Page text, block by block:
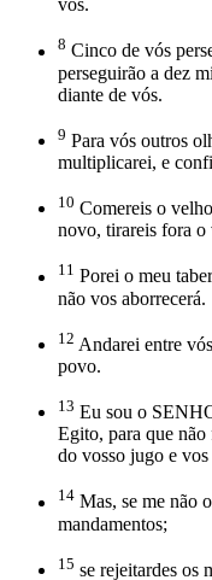
vós.
8 Cinco de vós
perseguirão a dez
diante de vós.
9 Para vós outros
multiplicarei, e
10 Comereis o
novo, tirareis fora o
11 Porei o meu
não vos aborrecerá.
12 Andarei entre
povo.
13 Eu sou o
Egito, para que não
do vosso jugo e
14 Mas, se me não
mandamentos;
15 se rejeitardes os